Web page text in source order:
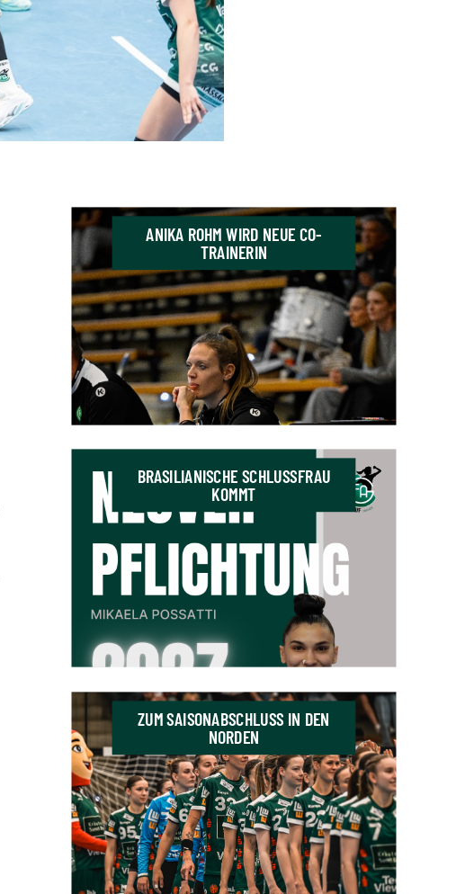
ANIKA ROHM WIRD NEUE CO-
TRAINERIN
BRASILIANISCHE SCHLUSSFRAU
KOMMT
ZUM SAISONABSCHLUSS IN DEN
NORDEN